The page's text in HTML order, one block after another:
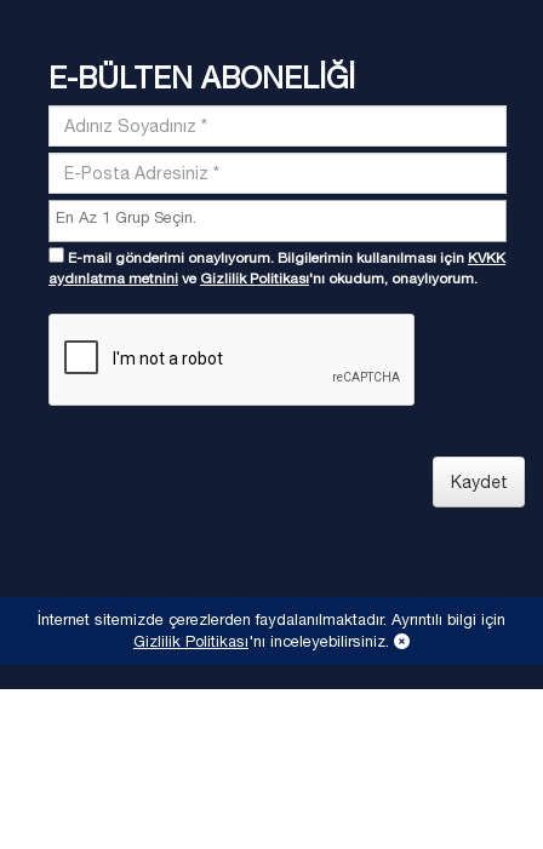
E-BÜLTEN ABONELİĞİ
E-mail gönderimi onaylıyorum. Bilgilerimin kullanılması için KVKK
aydınlatma metnini ve Gizlilik Politikası'nı okudum, onaylıyorum.
Kaydet
POPÜLER ETİKETLER
İnternet sitemizde çerezlerden faydalanılmaktadır. Ayrıntılı bilgi için
Gizlilik Politikası'nı inceleyebilirsiniz.